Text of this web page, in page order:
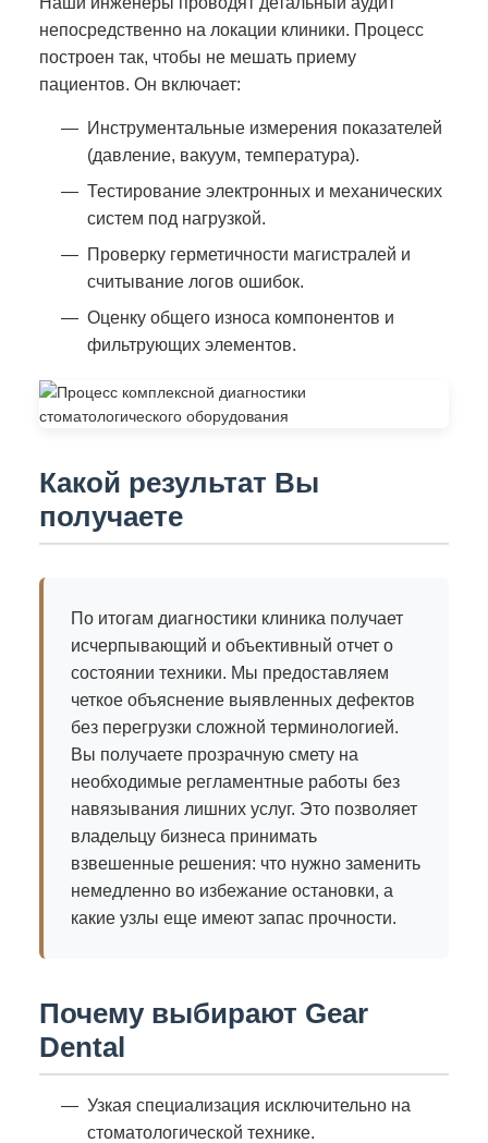
непосредственно на локации клиники. Процесс
построен так, чтобы не мешать приему
пациентов. Он включает:
Инструментальные измерения показателей
(давление, вакуум, температура).
Тестирование электронных и механических
систем под нагрузкой.
Проверку герметичности магистралей и
считывание логов ошибок.
Оценку общего износа компонентов и
фильтрующих элементов.
Какой результат Вы
получаете
По итогам диагностики клиника получает
исчерпывающий и объективный отчет о
состоянии техники. Мы предоставляем
четкое объяснение выявленных дефектов
без перегрузки сложной терминологией.
Вы получаете прозрачную смету на
необходимые регламентные работы без
навязывания лишних услуг. Это позволяет
владельцу бизнеса принимать
взвешенные решения: что нужно заменить
немедленно во избежание остановки, а
какие узлы еще имеют запас прочности.
Почему выбирают Gear
Dental
Узкая специализация исключительно на
стоматологической технике.